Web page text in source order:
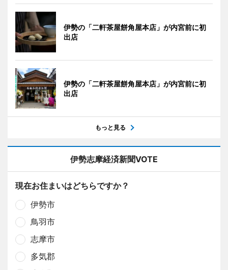
伊勢の「二軒茶屋餅角屋本店」が内宮前に初
出店
伊勢の「二軒茶屋餅角屋本店」が内宮前に初
出店
もっと見る
伊勢志摩経済新聞VOTE
現在お住まいはどちらですか？
伊勢市
鳥羽市
志摩市
多気郡